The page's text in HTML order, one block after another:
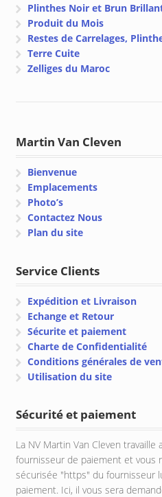
Plinthes Noir et Brun
Produit du Mois
Restes de Carrelages,
Terre Cuite
Zelliges du Maroc
Martin Van Cleven
Bienvenue
Emplacements
Photo’s
Contactez Nous
Plan du site
Service Clients
Expédition et Livraison
Echange et Retour
Sécurite et paiement
Charte de Confidentialité
Conditions générales de
Utilisation du site
Sécurité et paiement
La NV Martin Van Cleven
fournisseur de paiement et vous
sécurisée "https" du fournisseur
paiement. Ici, il vous sera